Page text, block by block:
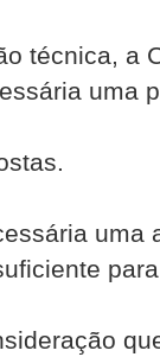
técnica, a
uma
uma